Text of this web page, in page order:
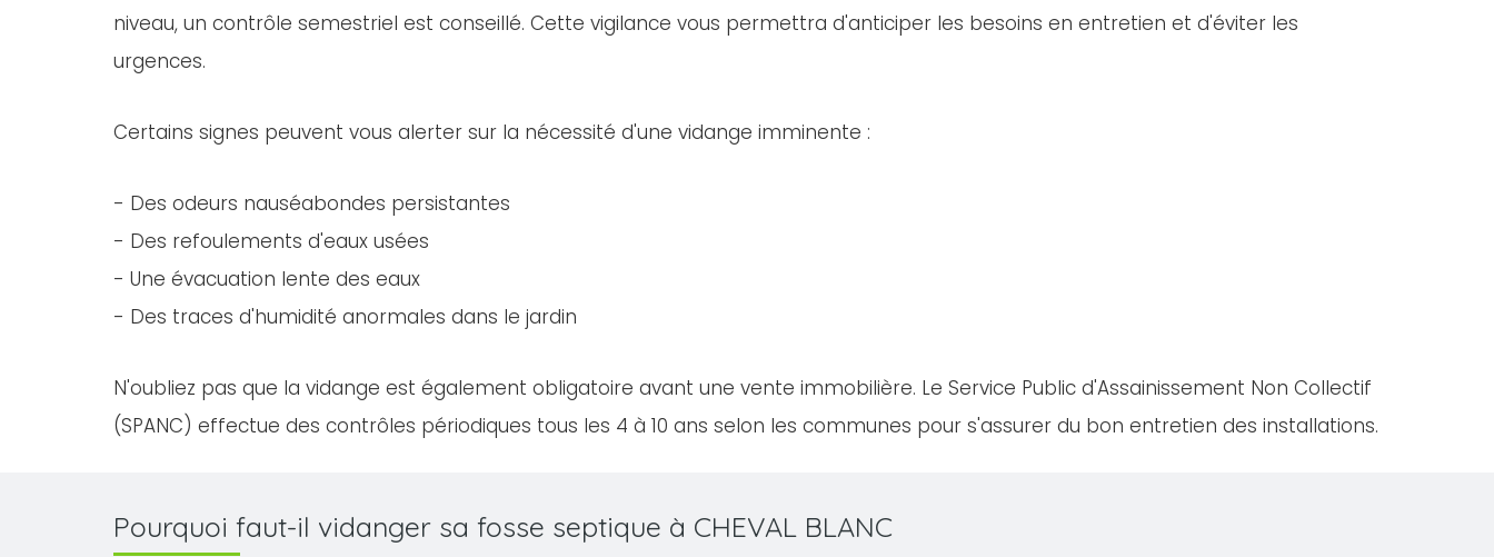
niveau, un contrôle semestriel est conseillé. Cette vigilance vous permettra d'anticiper les besoins en entretien et d'éviter les
urgences.
Certains signes peuvent vous alerter sur la nécessité d'une vidange imminente :
- Des odeurs nauséabondes persistantes
- Des refoulements d'eaux usées
- Une évacuation lente des eaux
- Des traces d'humidité anormales dans le jardin
N'oubliez pas que la vidange est également obligatoire avant une vente immobilière. Le Service Public d'Assainissement Non Collectif
(SPANC) effectue des contrôles périodiques tous les 4 à 10 ans selon les communes pour s'assurer du bon entretien des installations.
Pourquoi faut-il vidanger sa fosse septique à CHEVAL BLANC